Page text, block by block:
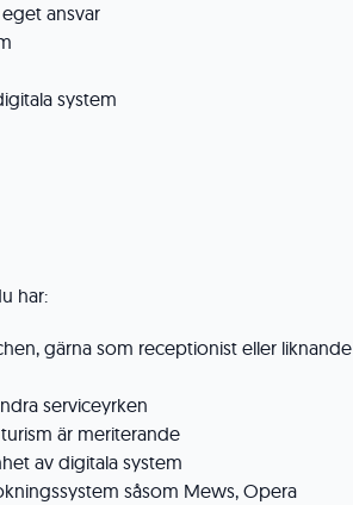
ansvar
system
har:
gärna som receptionist eller liknande
serviceyrken
är meriterande
av digitala system
såsom Mews, Opera